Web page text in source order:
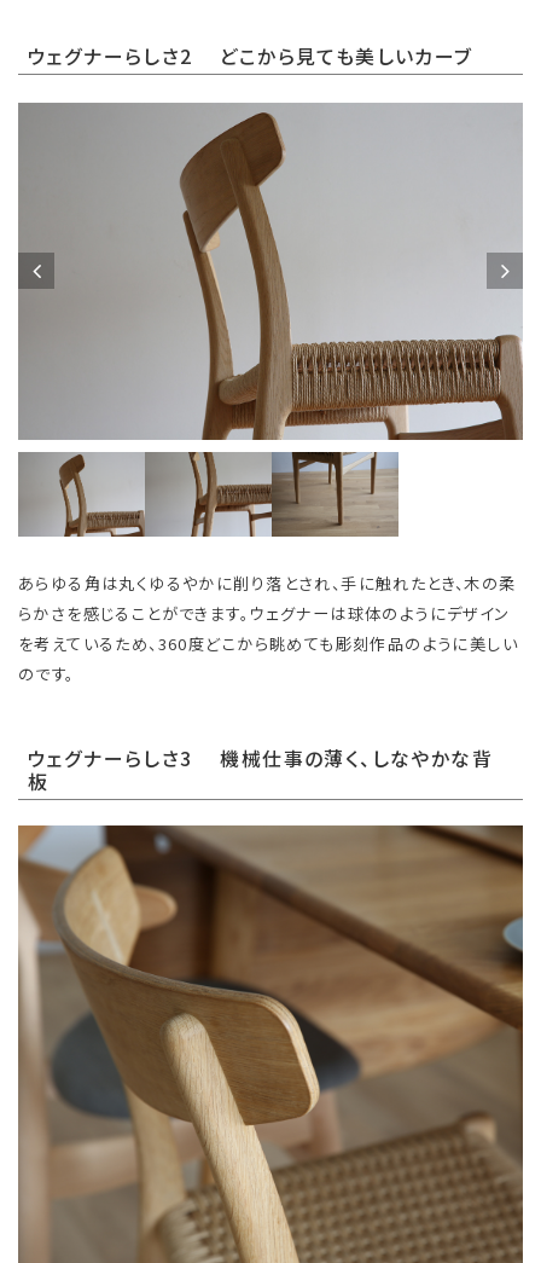
ウェグナーらしさ2 どこから見ても美しいカーブ
あらゆる角は丸くゆるやかに削り落とされ、手に触れたとき、木の柔
らかさを感じることができます。ウェグナーは球体のようにデザイン
を考えているため、360度どこから眺めても彫刻作品のように美しい
のです。
ウェグナーらしさ3 機械仕事の薄く、しなやかな背
板